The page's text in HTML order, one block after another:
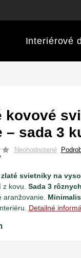
Interiérové
kovové
– sada 3
Neohodnotené
zlaté svietniky na
kovu. Sada 3
aranžovanie.
Detailné